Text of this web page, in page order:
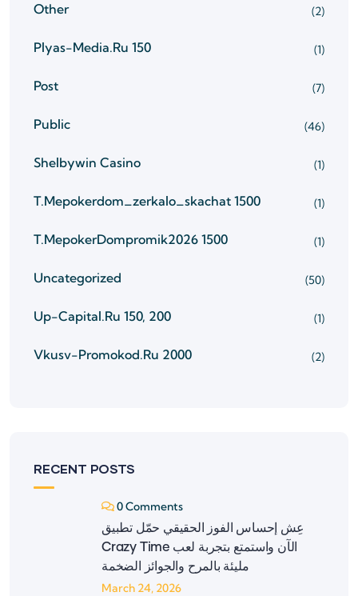
Other (2)
Plyas-Media.ru 150 (1)
Post (7)
Public (46)
Shelbywin Casino (1)
T.mepokerdom_zerkalo_skachat 1500 (1)
T.mepokerDompromik2026 1500 (1)
Uncategorized (50)
Up-Capital.ru 150, 200 (1)
Vkusv-Promokod.ru 2000 (2)
RECENT POSTS
0 Comments
عِش إحساس الفوز الحقيقي حمّل تطبيق
‎Crazy Time‎ الآن واستمتع بتجربة لعب
مليئة بالمرح والجوائز الضخمة
March 24, 2026